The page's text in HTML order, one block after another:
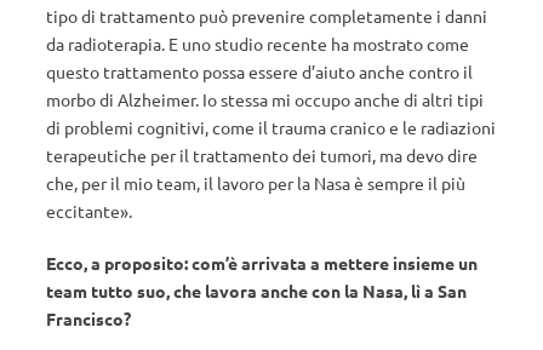
tipo di trattamento può prevenire completamente i danni
da radioterapia. E uno studio recente ha mostrato come
questo trattamento possa essere d’aiuto anche contro il
morbo di Alzheimer. Io stessa mi occupo anche di altri tipi
di problemi cognitivi, come il trauma cranico e le radiazioni
terapeutiche per il trattamento dei tumori, ma devo dire
che, per il mio team, il lavoro per la Nasa è sempre il più
eccitante».
Ecco, a proposito: com’è arrivata a mettere insieme un
team tutto suo, che lavora anche con la Nasa, lì a San
Francisco?